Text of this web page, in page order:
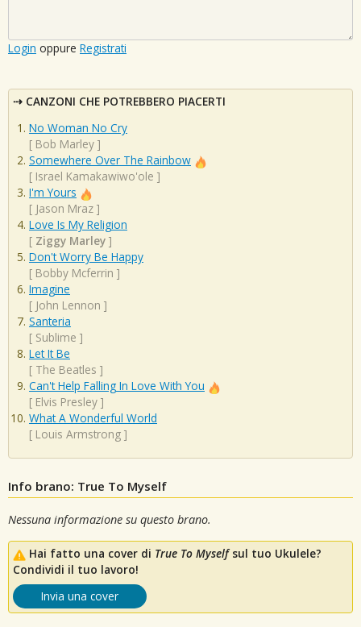
Login oppure Registrati
CANZONI CHE POTREBBERO PIACERTI
No Woman No Cry
[ Bob Marley ]
Somewhere Over The Rainbow
[ Israel Kamakawiwo'ole ]
I'm Yours
[ Jason Mraz ]
Love Is My Religion
[ Ziggy Marley ]
Don't Worry Be Happy
[ Bobby Mcferrin ]
Imagine
[ John Lennon ]
Santeria
[ Sublime ]
Let It Be
[ The Beatles ]
Can't Help Falling In Love With You
[ Elvis Presley ]
What A Wonderful World
[ Louis Armstrong ]
Info brano: True To Myself
Nessuna informazione su questo brano.
Hai fatto una cover di True To Myselfsul tuo Ukulele?
Condividi il tuo lavoro!
Invia una cover